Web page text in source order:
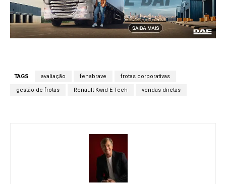
TAGS avaliação fenabrave frotas corporativas
gestão de frotas Renault Kwid E-Tech vendas diretas